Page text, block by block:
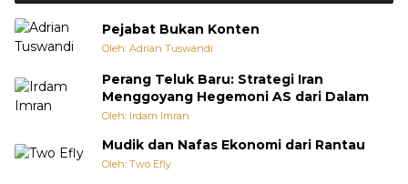
Pejabat Bukan Konten
Oleh: Adrian Tuswandi
Perang Teluk Baru: Strategi Iran
Menggoyang Hegemoni AS dari Dalam
Oleh: Irdam Imran
Mudik dan Nafas Ekonomi dari Rantau
Oleh: Two Efly